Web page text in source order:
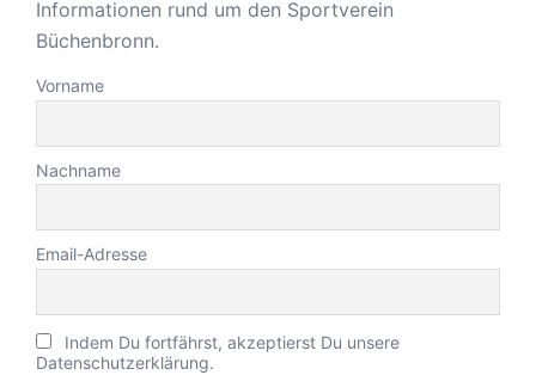
Informationen rund um den Sportverein
Büchenbronn.
Vorname
Nachname
Email-Adresse
Indem Du fortfährst, akzeptierst Du unsere
Datenschutzerklärung.